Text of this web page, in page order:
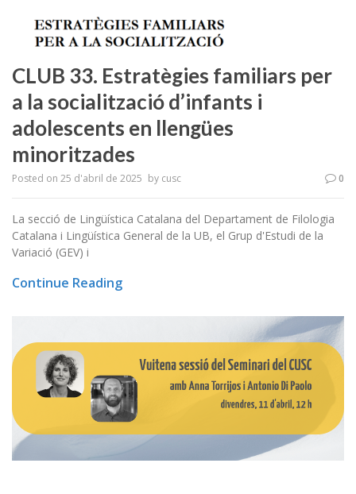
CLUB 33. Estratègies familiars per
a la socialització d’infants i
adolescents en llengües
minoritzades
Posted on 25 d'abril de 2025 by cusc 0
La secció de Lingüística Catalana del Departament de Filologia
Catalana i Lingüística General de la UB, el Grup d'Estudi de la
Variació (GEV) i
Continue Reading